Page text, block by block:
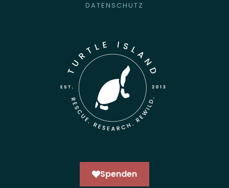
DATENSCHUTZ
Spenden